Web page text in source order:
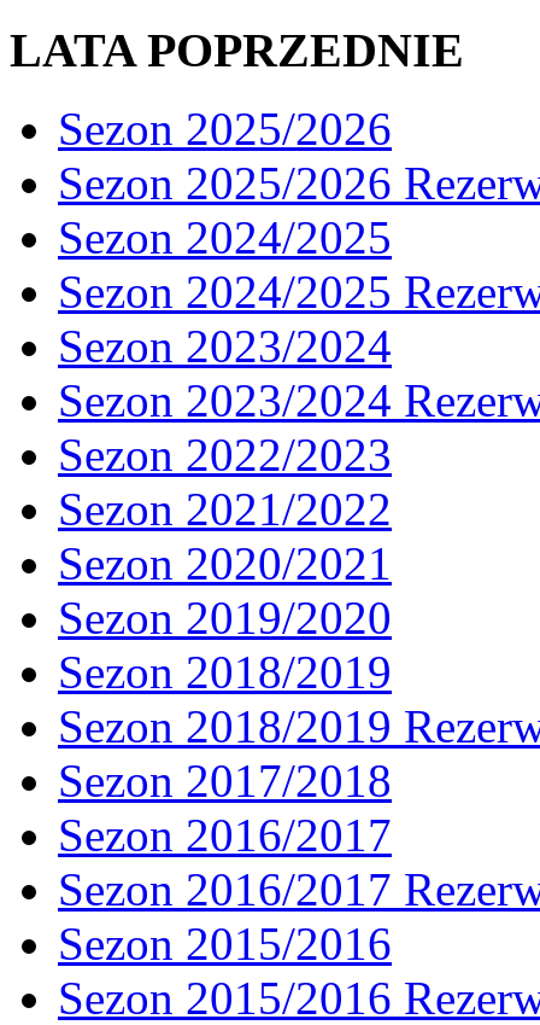
LATA POPRZEDNIE
Sezon 2025/2026
Sezon 2025/2026
Sezon 2024/2025
Sezon 2024/2025
Sezon 2023/2024
Sezon 2023/2024
Sezon 2022/2023
Sezon 2021/2022
Sezon 2020/2021
Sezon 2019/2020
Sezon 2018/2019
Sezon 2018/2019
Sezon 2017/2018
Sezon 2016/2017
Sezon 2016/2017
Sezon 2015/2016
Sezon 2015/2016